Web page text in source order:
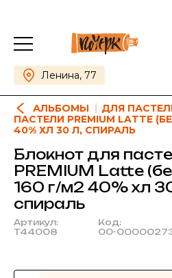
Ленина, 77
АЛЬБОМЫ ДЛЯ
ПАСТЕЛИ PREMIUM LATTE
40% ХЛ 30 Л, СПИРАЛЬ
Блокнот для
PREMIUM Latte
160 г/м2 40% хл
спираль
Артикул:
Т44008
Код:
00-